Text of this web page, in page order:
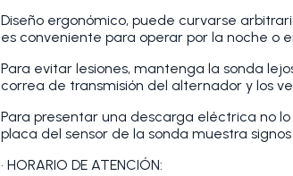
Diseño ergonómico, puede curvarse
es conveniente para operar por la noche o
Para evitar lesiones, mantenga la sonda
correa de transmisión del alternador y los
Para presentar una descarga eléctrica no
placa del sensor de la sonda muestra
• HORARIO DE ATENCIÓN: